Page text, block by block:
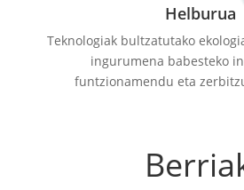
Helburua
Teknologiak bultzatutako
ingurumena babesteko
funtzionamendu eta